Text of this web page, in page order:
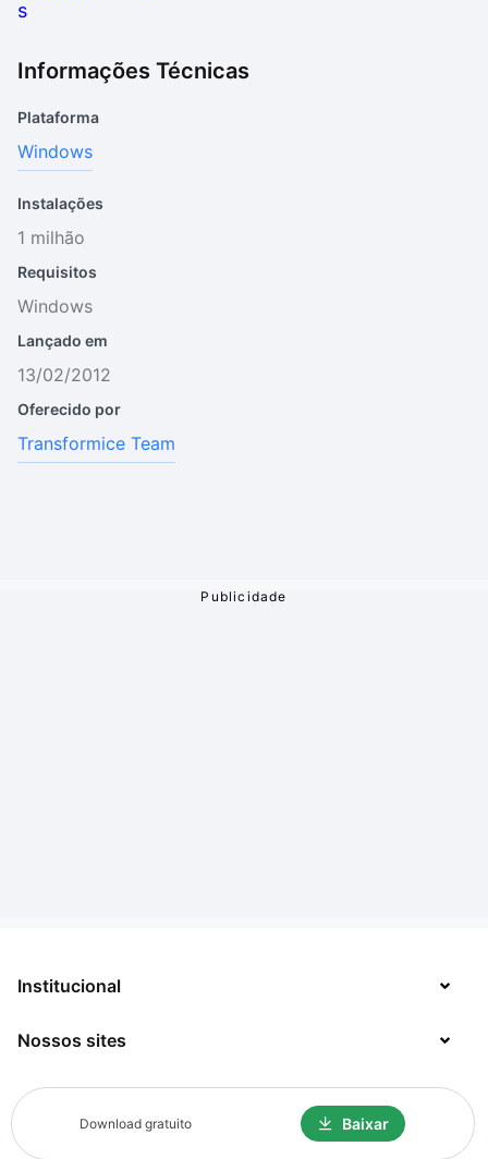
Download gratuito Baixar
Informações Técnicas
Plataforma
Windows
Instalações
1 milhão
Requisitos
Windows
Lançado em
13/02/2012
Oferecido por
Transformice Team
Institucional
Sobre
Contato
Nossos sites
TecMundo